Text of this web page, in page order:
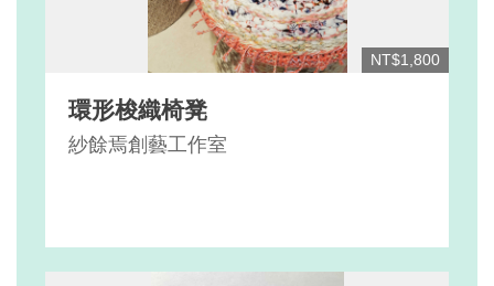
NT$1,800
環形梭織椅凳
紗餘焉創藝工作室